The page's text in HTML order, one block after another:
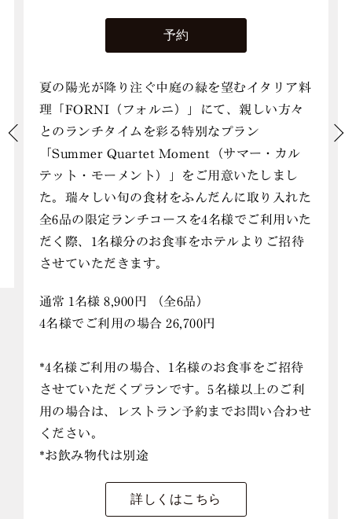
予約
夏の陽光が降り注ぐ中庭の緑を望むイタリア料
理「FORNI（フォルニ）」にて、親しい方々
とのランチタイムを彩る特別なプラン
「Summer Quartet Moment（サマー・カル
テット・モーメント）」をご用意いたしまし
た。瑞々しい旬の食材をふんだんに取り入れた
全6品の限定ランチコースを4名様でご利用いた
だく際、1名様分のお食事をホテルよりご招待
させていただきます。
通常 1名様 8,900円 （全6品）
4名様でご利用の場合 26,700円
*4名様ご利用の場合、1名様のお食事をご招待
させていただくプランです。5名様以上のご利
用の場合は、レストラン予約までお問い合わせ
ください。
*お飲み物代は別途
詳しくはこちら